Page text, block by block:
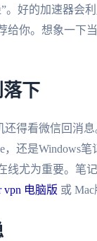
。好的加速器会
给你。想象一下
下
还得看微信回消
，还是Windows
线尤为重要。笔
vpn 电脑版 或